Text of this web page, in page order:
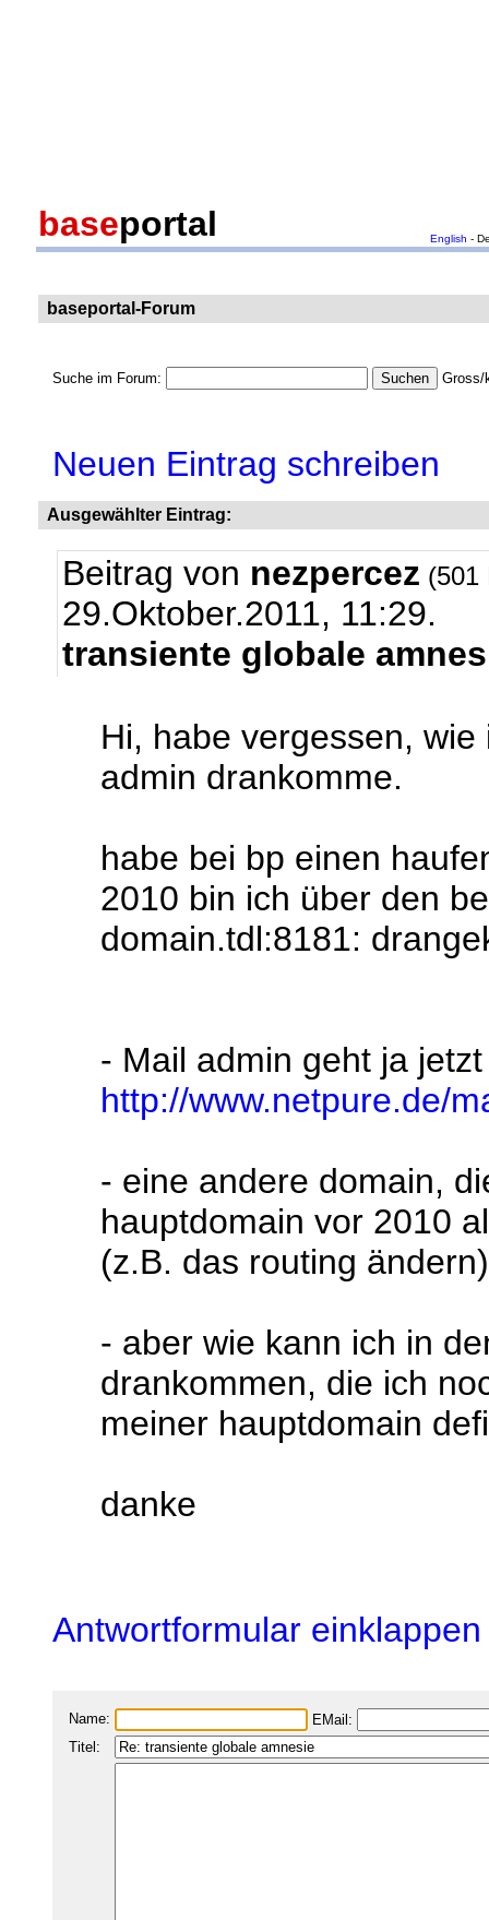
baseportal English -
baseportal-Forum
Suche im Forum: Gross/
Neuen Eintrag schreiben
Ausgewählter Eintrag:
Beitrag von nezpercez (501
29.Oktober.2011, 11:29.
transiente globale
Hi, habe vergessen,
admin drankomme.
habe bei bp einen
2010 bin ich über den
domain.tdl:8181:
- Mail admin geht ja
http://www.netpure.de/
- eine andere domain,
hauptdomain vor 2010
(z.B. das routing
- aber wie kann ich in
drankommen, die ich
meiner hauptdomain
danke
Antwortformular einklappen
Name:
EMail:
Titel: